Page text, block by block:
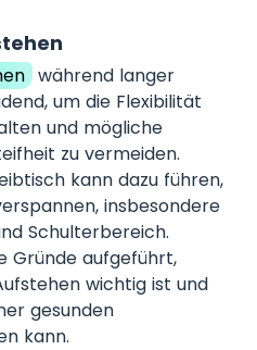
während langer
um die Flexibilität
und mögliche
zu vermeiden.
kann dazu führen,
insbesondere
Schulterbereich.
Gründe aufgeführt,
wichtig ist und
gesunden
kann.